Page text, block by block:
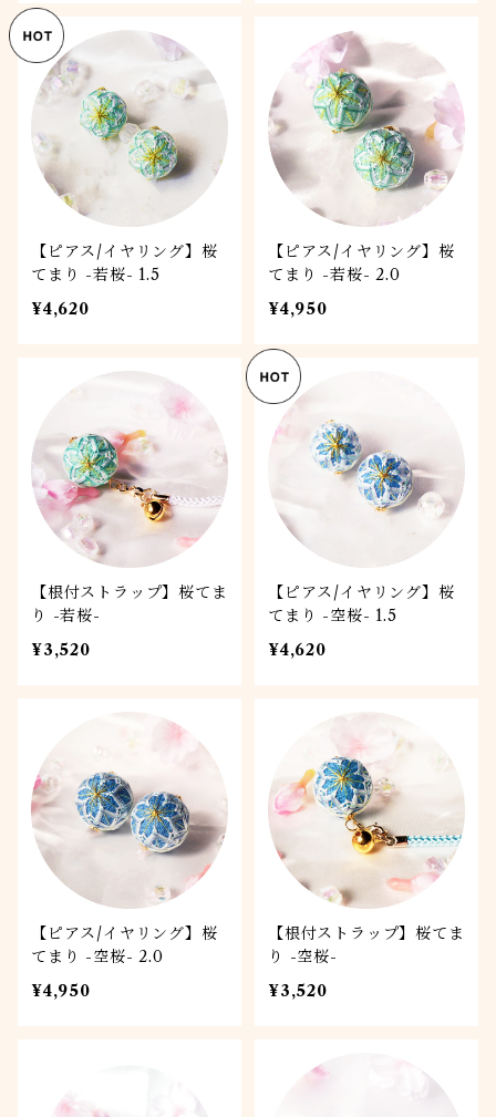
【ピアス/イヤリング】桜
てまり -若桜- 1.5
¥4,620
【ピアス/イヤリング】桜
てまり -若桜- 2.0
¥4,950
【根付ストラップ】桜てま
り -若桜-
¥3,520
【ピアス/イヤリング】桜
てまり -空桜- 1.5
¥4,620
【ピアス/イヤリング】桜
てまり -空桜- 2.0
¥4,950
【根付ストラップ】桜てま
り -空桜-
¥3,520